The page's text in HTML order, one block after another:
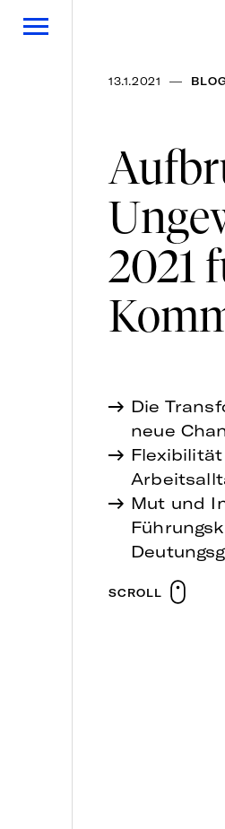
13.1.2021 —
2021
Die
neue
Mut und
SCROLL